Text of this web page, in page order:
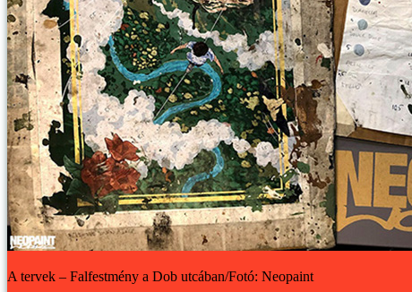
A tervek – Falfestmény a Dob utcában/Fotó: Neopaint